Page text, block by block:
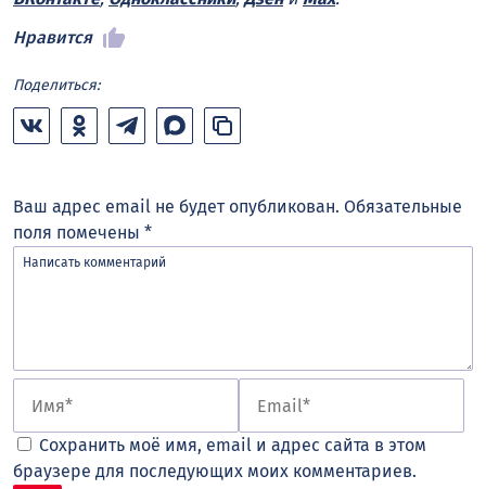
Нравится
Поделиться:
Ваш адрес email не будет опубликован. Обязательные
поля помечены *
Сохранить моё имя, email и адрес сайта в этом
браузере для последующих моих комментариев.